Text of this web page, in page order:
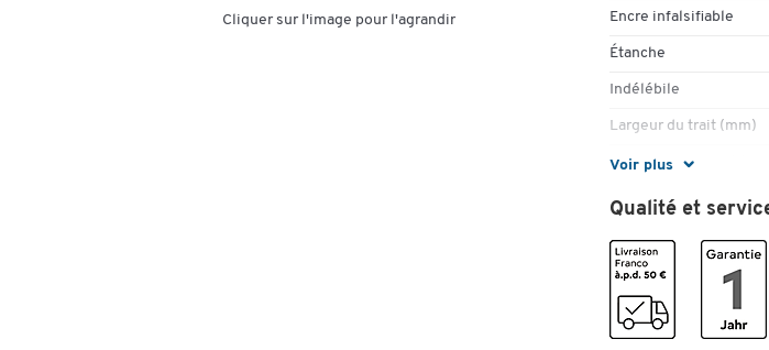
Cliquer sur l'image pour l'agrandir
Voir plus
Encre infalsifiable
Étanche
Indélébile
Largeur du trait (mm)
Peut rester ouvert (sans
Pointe
Résistant à la lumière
Séchage rapide
Qualité et